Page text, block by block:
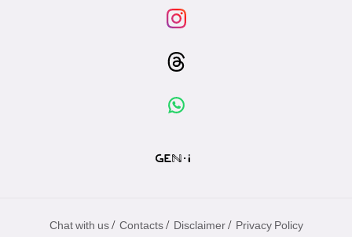
Chat with us / Contacts / Disclaimer / Privacy Policy